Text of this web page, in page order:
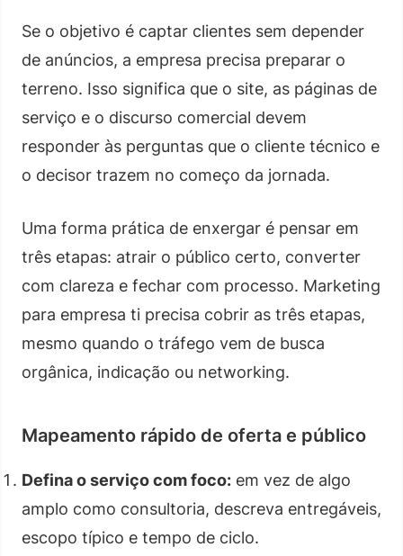
Se o objetivo é captar clientes sem depender
de anúncios, a empresa precisa preparar o
terreno. Isso significa que o site, as páginas de
serviço e o discurso comercial devem
responder às perguntas que o cliente técnico e
o decisor trazem no começo da jornada.
Uma forma prática de enxergar é pensar em
três etapas: atrair o público certo, converter
com clareza e fechar com processo. Marketing
para empresa ti precisa cobrir as três etapas,
mesmo quando o tráfego vem de busca
orgânica, indicação ou networking.
Mapeamento rápido de oferta e público
Defina o serviço com foco: em vez de algo
amplo como consultoria, descreva entregáveis,
escopo típico e tempo de ciclo.